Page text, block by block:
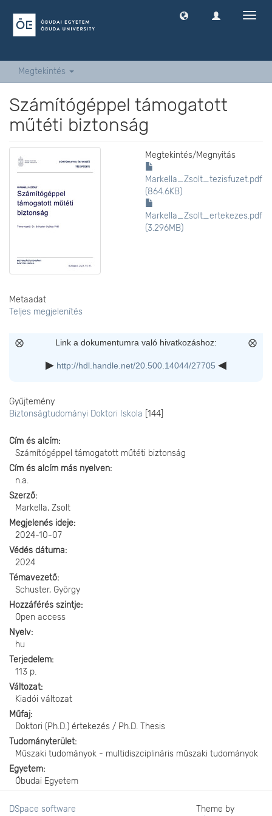
Megtekintés
Számítógéppel támogatott
műtéti biztonság
Megtekintés/Megnyitás
Markella_Zsolt_tezisfuzet.pdf
(864.6KB)
Markella_Zsolt_ertekezes.pdf
(3.296MB)
Metaadat
Teljes megjelenítés
Link a dokumentumra való hivatkozáshoz:
http://hdl.handle.net/20.500.14044/27705
Gyűjtemény
Biztonságtudományi Doktori Iskola [144]
Cím és alcím
Számítógéppel támogatott műtéti biztonság
Cím és alcím más nyelven
n.a.
Szerző
Markella, Zsolt
Megjelenés ideje
2024-10-07
Védés dátuma
2024
Témavezető
Schuster, György
Hozzáférés szintje
Open access
Nyelv
hu
Terjedelem
113 p.
Változat
Kiadói változat
Műfaj
Doktori (Ph.D.) értekezés / Ph.D. Thesis
Tudományterület
Műszaki tudományok - multidiszciplináris műszaki tudományok
Egyetem
Óbudai Egyetem
DSpace software Theme by